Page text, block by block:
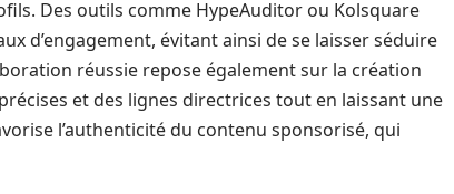
Des outils comme HypeAuditor ou Kolsquare
d’engagement, évitant ainsi de se laisser séduire
réussie repose également sur la création
et des lignes directrices tout en laissant une
l’authenticité du contenu sponsorisé, qui